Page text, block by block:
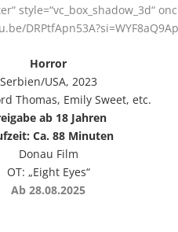
style=“vc_box_shadow_3d“
Horror
Serbien/USA, 2023
Thomas, Emily Sweet, etc.
ab 18 Jahren
Ca. 88 Minuten
Donau Film
OT: „Eight Eyes“
Ab 28.08.2025